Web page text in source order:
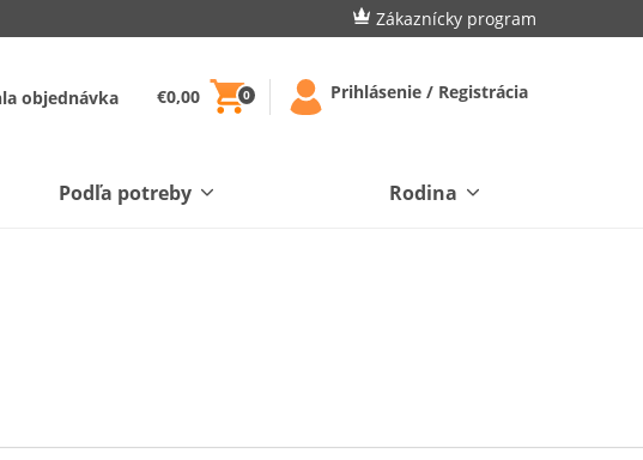
Zákaznícky program
objednávka €0,00 0 Prihlásenie / Registrácia
Podľa potreby Rodina